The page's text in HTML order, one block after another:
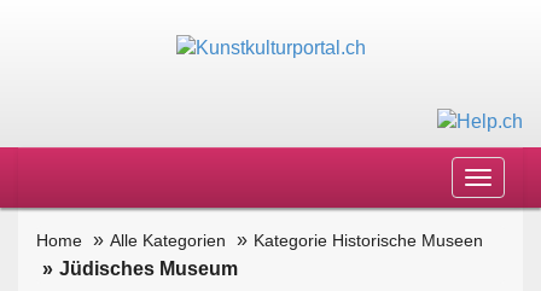
Toggle
Home Alle Kategorien Kategorie Historische Museen
Jüdisches Museum